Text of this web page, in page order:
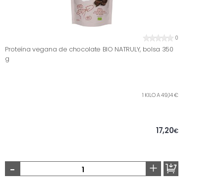
0
Proteína vegana de chocolate BIO NATRULY, bolsa 350
g
1 KILO A 49,14 €
17,20€
- +